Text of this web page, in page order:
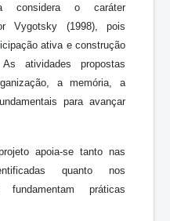
considera o caráter
Vygotsky (1998), pois
ativa e construção
atividades propostas
a memória, a
para avançar
apoia-se tanto nas
quanto nos
práticas